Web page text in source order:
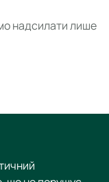
надсилати лише